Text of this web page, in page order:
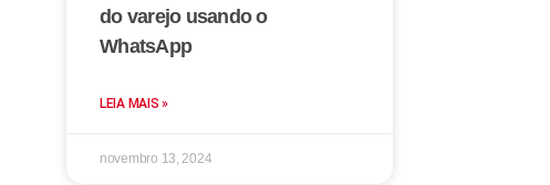
do varejo usando o
WhatsApp
LEIA MAIS »
novembro 13, 2024